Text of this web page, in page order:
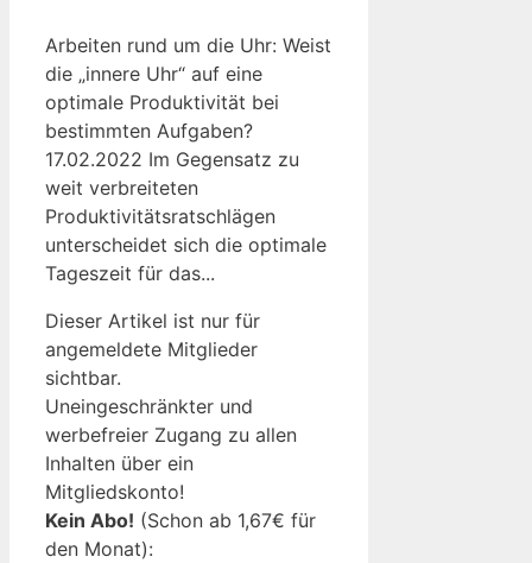
Arbeiten rund um die Uhr: Weist
die „innere Uhr“ auf eine
optimale Produktivität bei
bestimmten Aufgaben?
17.02.2022 Im Gegensatz zu
weit verbreiteten
Produktivitätsratschlägen
unterscheidet sich die optimale
Tageszeit für das...
Dieser Artikel ist nur für
angemeldete Mitglieder
sichtbar.
Uneingeschränkter und
werbefreier Zugang zu allen
Inhalten über ein
Mitgliedskonto!
Kein Abo! (Schon ab 1,67€ für
den Monat):